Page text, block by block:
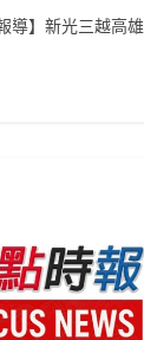
導】新光三越高雄